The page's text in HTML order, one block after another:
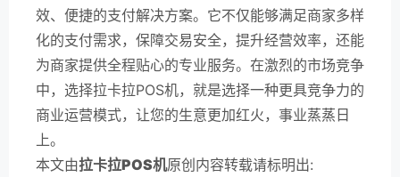
效、便捷的支付解决方案。它不仅能够满足商家多样
化的支付需求，保障交易安全，提升经营效率，还能
为商家提供全程贴心的专业服务。在激烈的市场竞争
中，选择拉卡拉POS机，就是选择一种更具竞争力的
商业运营模式，让您的生意更加红火，事业蒸蒸日
上。
本文由拉卡拉POS机原创内容转载请标明出: